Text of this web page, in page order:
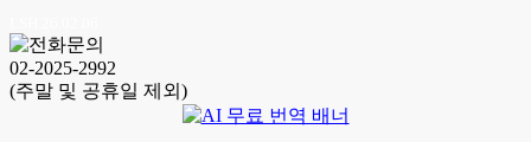
02-2025-2992
(주말 및 공휴일 제외)